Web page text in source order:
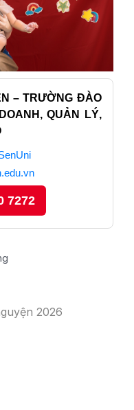
– TRƯỜNG ĐÀO
QUẢN LÝ,
7272
2026